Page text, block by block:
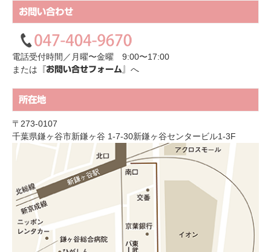
お問い合わせ
電話受付時間／月曜〜金曜 9:00〜17:00
または 『お問い合せフォーム』 へ
所在地
〒273-0107
千葉県鎌ヶ谷市新鎌ヶ谷 1-7-30新鎌ヶ谷センタービル1-3F